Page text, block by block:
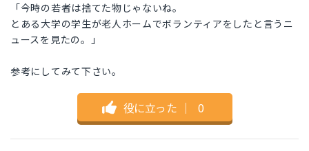
「今時の若者は捨てた物じゃないね。
とある大学の学生が老人ホームでボランティアをしたと言うニ
ュースを見たの。」
参考にしてみて下さい。
役に立った ｜ 0